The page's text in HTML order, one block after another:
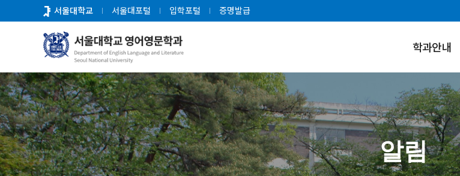
로
뉴
서울대학교 서울대포털 입학포털 증명발급
학과안내
알림